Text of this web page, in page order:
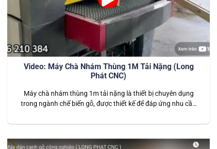
Video: Máy Chà Nhám Thùng 1M Tải Nặng (Long
Phát CNC)
Máy chà nhám thùng 1m tải nặng là thiết bị chuyên dụng
trong ngành chế biến gỗ, được thiết kế để đáp ứng nhu cầu
khả năng xử lý các tấm gỗ lớn và nặng, máy là lựa chọn hoàn